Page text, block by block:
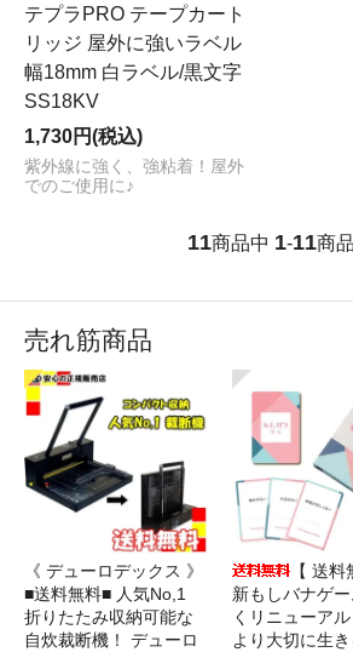
テプラPRO テープカート
リッジ 屋外に強いラベル
幅18mm 白ラベル/黒文字
SS18KV
1,730円(税込)
紫外線に強く、強粘着！屋外
でのご使用に♪
11商品中 1-11商品
売れ筋商品
《 デューロデックス 》
■送料無料■ 人気No,1
折りたたみ収納可能な
自炊裁断機！ デューロ
【 送料
新もしバナゲ
くリニューア
より大切に生